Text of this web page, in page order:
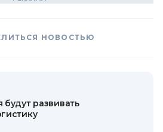
НОВОСТЬЮ
развивать